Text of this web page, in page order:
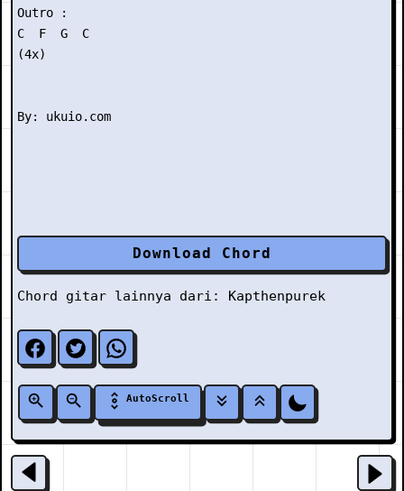
Outro :
C  F  G  C
(4x)
Download Chord
Chord gitar lainnya dari: Kapthenpurek
AutoScroll